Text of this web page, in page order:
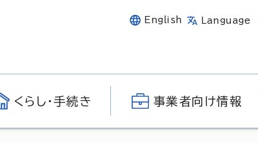
English Language
くらし・手続き 事業者向け情報